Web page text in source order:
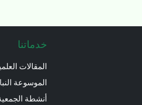
خدماتنا
المقالات
الموسوعة
أنشطة